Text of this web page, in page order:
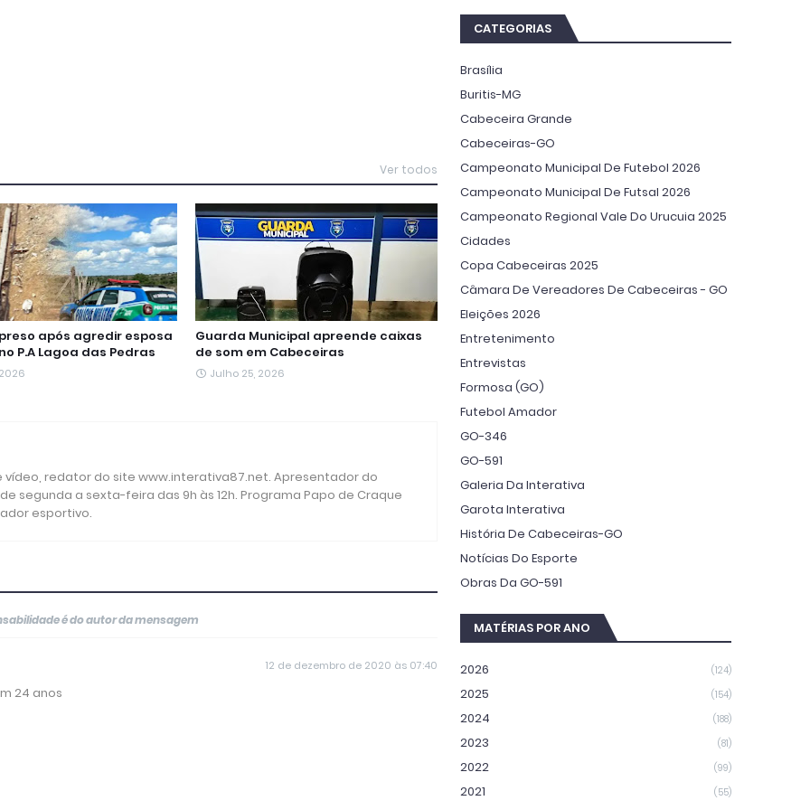
Ver todos
após agredir esposa
P.A Lagoa das Pedras
Guarda Municipal apreende caixas
de som em Cabeceiras
Julho 25, 2026
redator do site www.interativa87.net. Apresentador do
segunda a sexta-feira das 9h às 12h. Programa Papo de Craque
esportivo.
é do autor da mensagem
12 de dezembro de 2020 às 07:40
24 anos
CATEGORIAS
Brasília
Buritis-MG
Cabeceira Grande
Cabeceiras-GO
Campeonato Municipal De Futebol 2026
Campeonato Municipal De Futsal 2026
Campeonato Regional Vale Do Urucuia 2025
Cidades
Copa Cabeceiras 2025
Câmara De Vereadores De Cabeceiras - GO
Eleições 2026
Entretenimento
Entrevistas
Formosa (GO)
Futebol Amador
GO-346
GO-591
Galeria Da Interativa
Garota Interativa
História De Cabeceiras-GO
Notícias Do Esporte
Obras Da GO-591
MATÉRIAS POR ANO
2026 (124)
2025 (154)
2024 (188)
2023 (81)
2022 (99)
2021 (55)